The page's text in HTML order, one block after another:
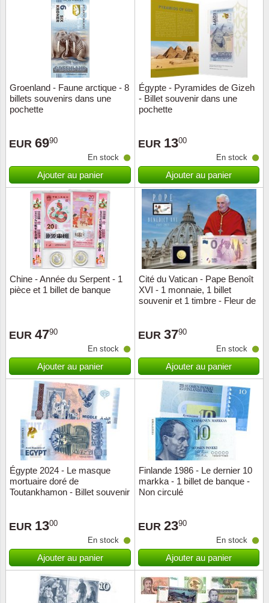
Groenland - Faune arctique - 8
billets souvenirs dans une
pochette
EUR 6990
En stock
Ajouter au panier
Égypte - Pyramides de Gizeh
- Billet souvenir dans une
pochette
EUR 1300
En stock
Ajouter au panier
Chine - Année du Serpent - 1
pièce et 1 billet de banque
EUR 4790
En stock
Ajouter au panier
Cité du Vatican - Pape Benoît
XVI - 1 monnaie, 1 billet
souvenir et 1 timbre - Fleur de
EUR 3790
En stock
Ajouter au panier
Égypte 2024 - Le masque
mortuaire doré de
Toutankhamon - Billet souvenir
EUR 1300
En stock
Ajouter au panier
Finlande 1986 - Le dernier 10
markka - 1 billet de banque -
Non circulé
EUR 2390
En stock
Ajouter au panier
Love
Année
Chine
Chypre
Fleurs
Islande
Iles